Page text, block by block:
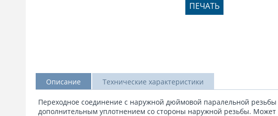
ПЕЧАТЬ
Описание Технические характеристики
Переходное соединение с наружной дюймовой паралельной
дополнительным уплотнением со стороны наружной резьбы. Может